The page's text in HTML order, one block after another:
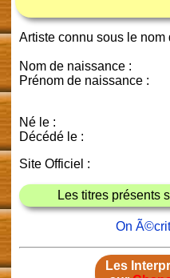
Artiste connu sous le nom
Nom de naissance :
Prénom de naissance :
Né le :
Décédé le :
Site Officiel :
Les titres présents
On
Les